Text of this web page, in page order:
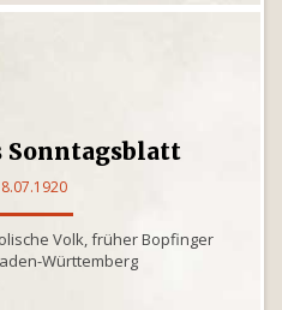
Sonntagsblatt
Volk, früher Bopfinger
Württemberg